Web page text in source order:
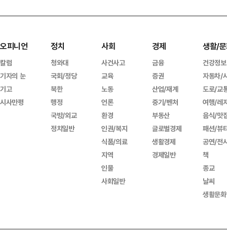
오피니언
칼럼
기자의 눈
기고
시사만평
정치
청와대
국회/정당
북한
행정
국방/외교
정치일반
사회
사건사고
교육
노동
언론
환경
인권/복지
식품/의료
지역
인물
사회일반
경제
금융
증권
산업/재계
중기/벤처
부동산
글로벌경제
생활경제
경제일반
생활/
건강정보
자동차/
도로/교
여행/레
음식/맛
패션/뷰
공연/전
책
종교
날씨
생활문